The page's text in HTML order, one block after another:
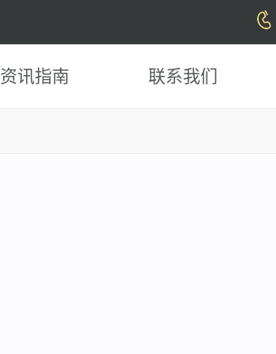
资讯指南 联系我们